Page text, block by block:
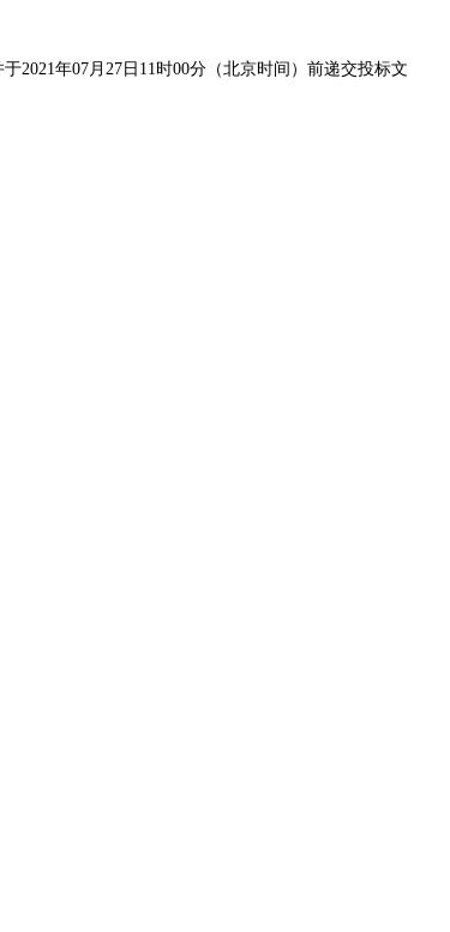
2021年07月27日11时00分（北京时间）前递交投标文